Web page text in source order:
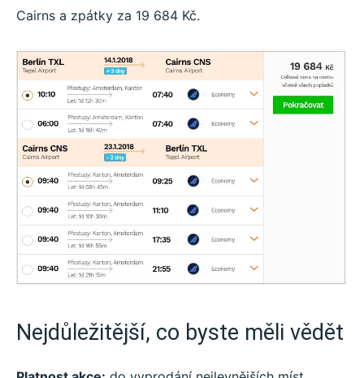
Cairns a zpátky za 19 684 Kč.
Nejdůležitější, co byste měli vědět